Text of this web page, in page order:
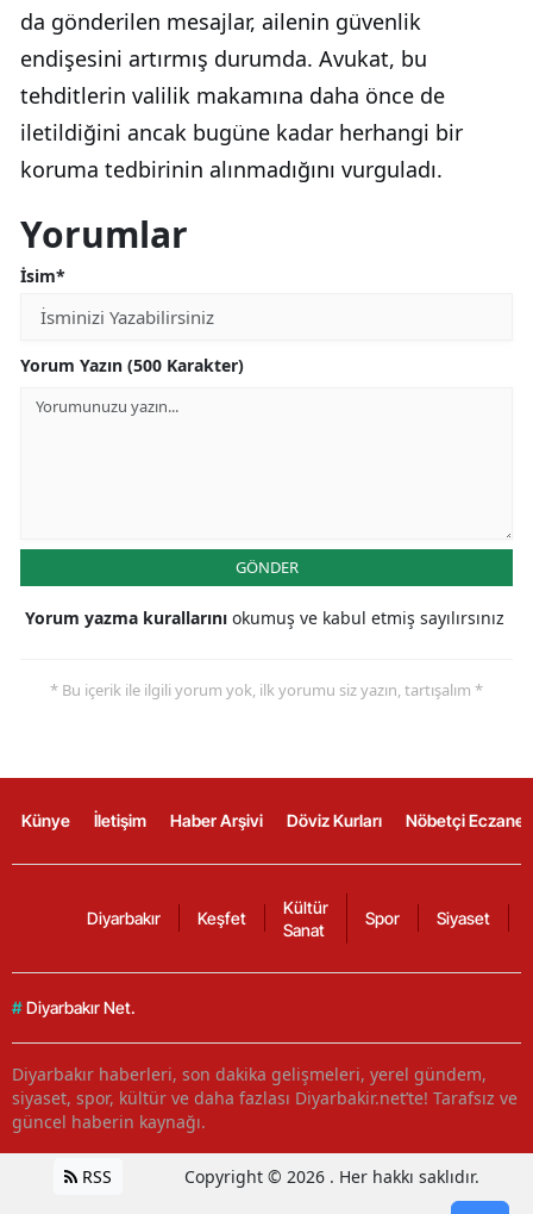
da gönderilen mesajlar, ailenin güvenlik
endişesini artırmış durumda. Avukat, bu
tehditlerin valilik makamına daha önce de
iletildiğini ancak bugüne kadar herhangi bir
koruma tedbirinin alınmadığını vurguladı.
Yorumlar
İsim*
Yorum Yazın (500 Karakter)
GÖNDER
Yorum yazma kurallarını okumuş ve kabul etmiş sayılırsınız
* Bu içerik ile ilgili yorum yok, ilk yorumu siz yazın, tartışalım *
Künye İletişim Haber Arşivi Döviz Kurları Nöbetçi
Diyarbakır Keşfet
Kültür
Sanat
Spor Siyaset
# Diyarbakır Net.
Diyarbakır haberleri, son dakika gelişmeleri, yerel gündem,
siyaset, spor, kültür ve daha fazlası Diyarbakir.net’te! Tarafsız ve
güncel haberin kaynağı.
RSS Copyright © 2026 . Her hakkı saklıdır.